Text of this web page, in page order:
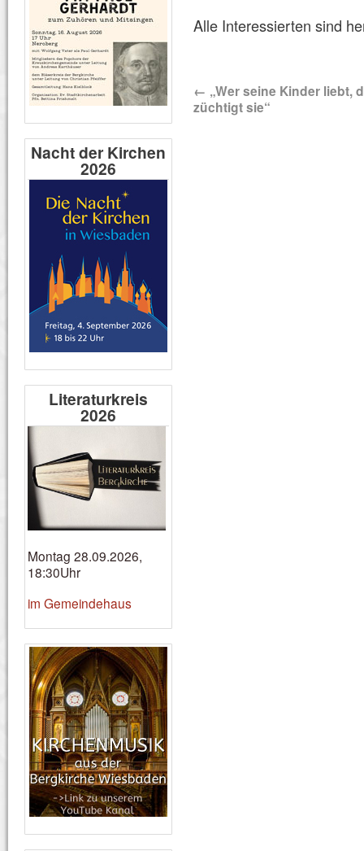
Alle Interessierten sind
← „Wer seine Kinder liebt,
züchtigt sie“
Nacht der Kirchen
2026
Literaturkreis
2026
Montag 28.09.2026,
18:30Uhr
im Gemeindehaus